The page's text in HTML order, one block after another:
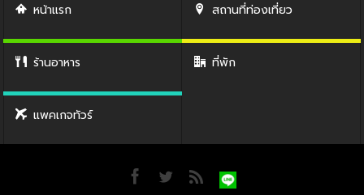
หน้าแรก สถานที่ท่องเที่ยว
ร้านอาหาร ที่พัก
แพคเกจทัวร์